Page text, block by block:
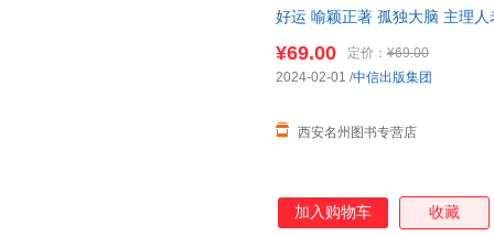
好运 喻颖正著 孤独大脑 主理
请放心下单，本店所有商品均
¥69.00 定价： ¥69.00
西安名州图书专营店
2024-02-01 /中信出版集团
加入购物车 收藏